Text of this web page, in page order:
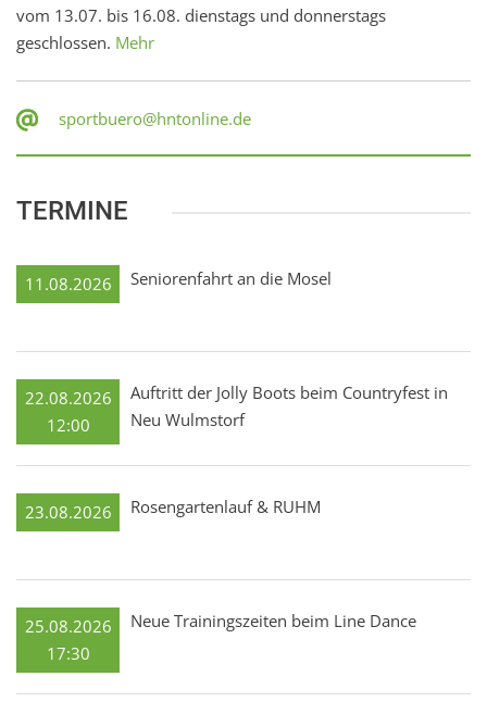
vom 13.07. bis 16.08. dienstags und donnerstags
geschlossen. Mehr
sportbuero@hntonline.de
TERMINE
11.08.2026 Seniorenfahrt an die Mosel
22.08.2026
12:00
Auftritt der Jolly Boots beim Countryfest in
Neu Wulmstorf
23.08.2026 Rosengartenlauf & RUHM
25.08.2026
17:30
Neue Trainingszeiten beim Line Dance